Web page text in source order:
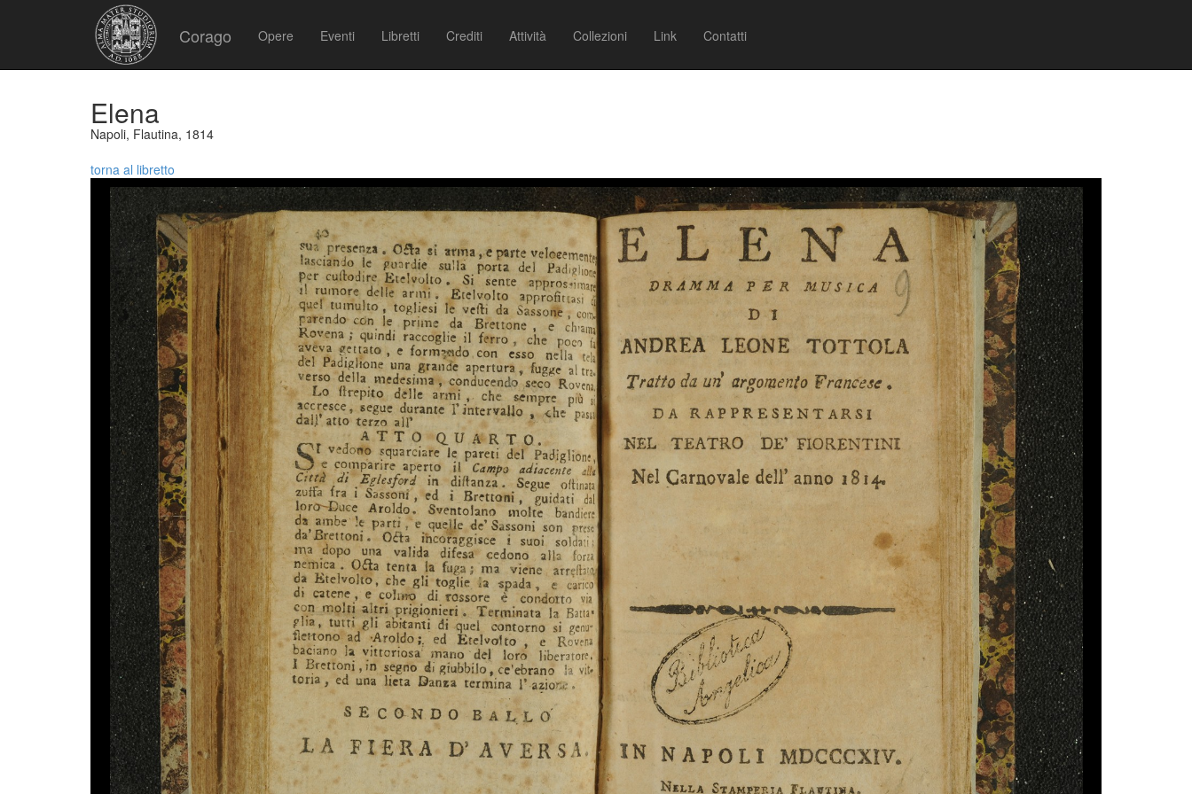
Corago Opere Eventi Libretti Crediti Attività Collezioni Link Contatti
Elena
Napoli, Flautina, 1814
torna al libretto